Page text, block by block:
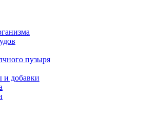
пузыря
добавки